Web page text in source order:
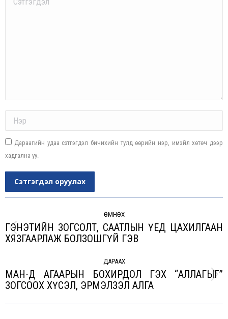
Дараагийн удаа сэтгэгдэл бичихийн тулд өөрийн нэр, имэйл хөтөч дээр
хадгална уу.
Сэтгэгдэл оруулах
ӨМНӨХ
Previous
ГЭНЭТИЙН ЗОГСОЛТ, СААТЛЫН ҮЕД ЦАХИЛГААН
ХЯЗГААРЛАЖ БОЛЗОШГҮЙ ГЭВ
ДАРААХ
Next
МАН-Д АГААРЫН БОХИРДОЛ ГЭХ “АЛЛАГЫГ”
ЗОГСООХ ХҮСЭЛ, ЭРМЭЛЗЭЛ АЛГА